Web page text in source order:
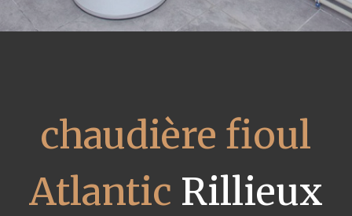
chaudière fioul
Atlantic Rillieux